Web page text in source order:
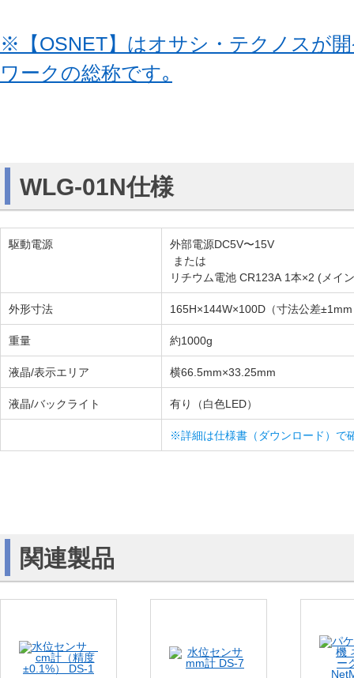
※【OSNET】はオサシ・テクノスが
ワークの総称です｡
WLG-01N仕様
駆動電源
外部電源DC5V〜15V
または
リチウム電池 CR123A 1本×2 (メイ
外形寸法 165H×144W×100D（寸法公差
重量 約1000g
液晶/表示エリア 横66.5mm×33.25mm
液晶/バックライト 有り（白色LED）
※詳細は仕様書（ダウンロード）で
関連製品